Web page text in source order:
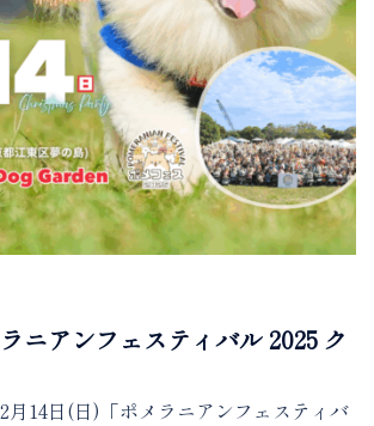
ニアンフェスティバル 2025 ク
月14日(日)「ポメラニアンフェスティバ